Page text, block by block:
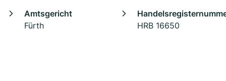
Amtsgericht
Fürth
HRB 16650